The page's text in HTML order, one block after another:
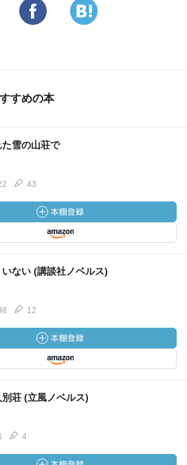
すめの本
雪の山荘で
43
ない (講談社ノベルス)
12
荘 (立風ノベルス)
4